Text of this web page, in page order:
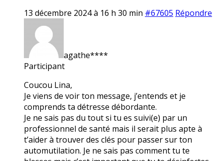
13 décembre 2024 à 16 h 30 min #67605 Répondre
agathe****
Participant
Coucou Lina,
Je viens de voir ton message, j’entends et je
comprends ta détresse débordante.
Je ne sais pas du tout si tu es suivi(e) par un
professionnel de santé mais il serait plus apte à
t’aider à trouver des clés pour passer sur ton
automutilation. Je ne sais pas comment tu te